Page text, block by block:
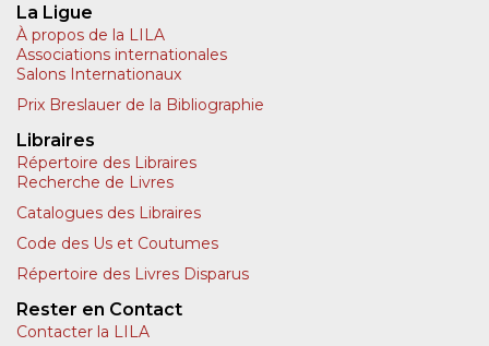
La Ligue
À propos de la LILA
Associations internationales
Salons Internationaux
Prix Breslauer de la Bibliographie
Libraires
Répertoire des Libraires
Recherche de Livres
Catalogues des Libraires
Code des Us et Coutumes
Répertoire des Livres Disparus
Rester en Contact
Contacter la LILA